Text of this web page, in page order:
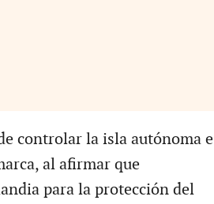
controlar la isla autónoma e
al afirmar que
para la protección del